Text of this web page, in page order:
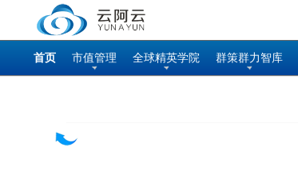
首页 市值管理 全球精英学院 群策群力智库